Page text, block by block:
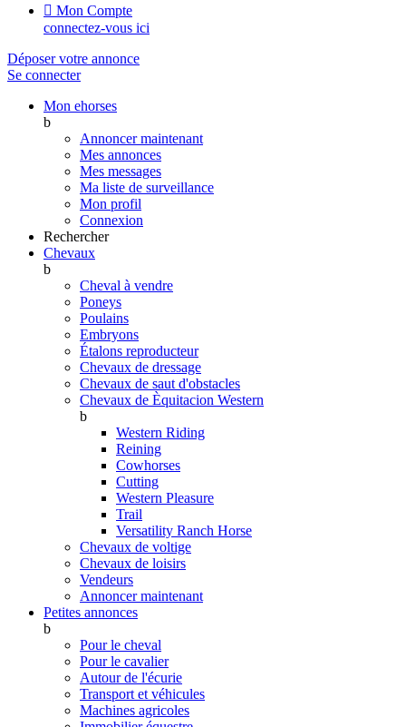
 Mon Compte
connectez-vous ici
Déposer votre annonce
Se connecter
Mon ehorses
b
Annoncer maintenant
Mes annonces
Mes messages
Ma liste de surveillance
Mon profil
Connexion
Rechercher
Chevaux
b
Cheval à vendre
Poneys
Poulains
Embryons
Étalons reproducteur
Chevaux de dressage
Chevaux de saut d'obstacles
Chevaux de Èquitacion Western
b
Western Riding
Reining
Cowhorses
Cutting
Western Pleasure
Trail
Versatility Ranch Horse
Chevaux de voltige
Chevaux de loisirs
Vendeurs
Annoncer maintenant
Petites annonces
b
Pour le cheval
Pour le cavalier
Autour de l'écurie
Transport et véhicules
Machines agricoles